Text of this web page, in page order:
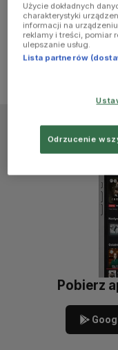
more
information)
Pobierz
Użycie dokładnych
charakterystyki
informacji na
reklamy i treści, pomiar
ulepszanie usług.
Lista partnerów
Odrzucenie